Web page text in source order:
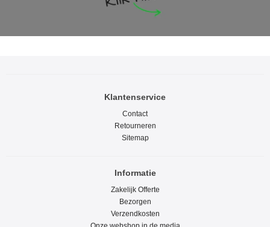
Klantenservice
Contact
Retourneren
Sitemap
Informatie
Zakelijk Offerte
Bezorgen
Verzendkosten